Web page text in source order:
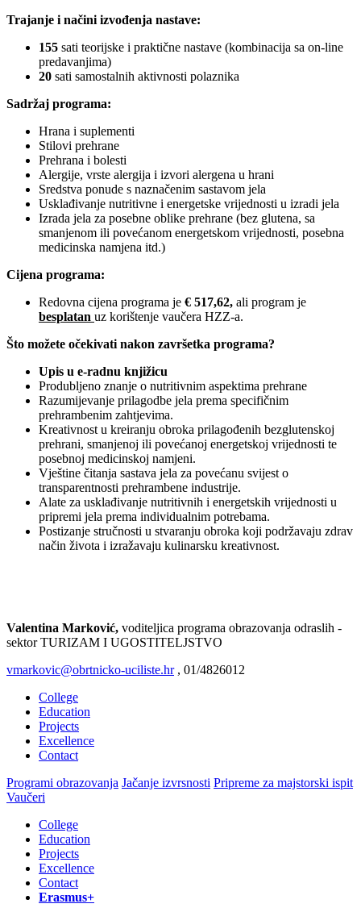
Trajanje i načini izvođenja nastave:
155 sati teorijske i praktične nastave (kombinacija sa on-line
predavanjima)
20 sati samostalnih aktivnosti polaznika
Sadržaj programa:
Hrana i suplementi
Stilovi prehrane
Prehrana i bolesti
Alergije, vrste alergija i izvori alergena u hrani
Sredstva ponude s naznačenim sastavom jela
Usklađivanje nutritivne i energetske vrijednosti u izradi jela
Izrada jela za posebne oblike prehrane (bez glutena, sa
smanjenom ili povećanom energetskom vrijednosti, posebna
medicinska namjena itd.)
Cijena programa:
Redovna cijena programa je € 517,62, ali program je
besplatan uz korištenje vaučera HZZ-a.
Što možete očekivati nakon završetka programa?
Upis u e‑radnu knjižicu
Produbljeno znanje o nutritivnim aspektima prehrane
Razumijevanje prilagodbe jela prema specifičnim
prehrambenim zahtjevima.
Kreativnost u kreiranju obroka prilagođenih bezglutenskoj
prehrani, smanjenoj ili povećanoj energetskoj vrijednosti te
posebnoj medicinskoj namjeni.
Vještine čitanja sastava jela za povećanu svijest o
transparentnosti prehrambene industrije.
Alate za usklađivanje nutritivnih i energetskih vrijednosti u
pripremi jela prema individualnim potrebama.
Postizanje stručnosti u stvaranju obroka koji podržavaju zdrav
način života i izražavaju kulinarsku kreativnost.
Valentina Marković, voditeljica programa obrazovanja odraslih -
sektor TURIZAM I UGOSTITELJSTVO
vmarkovic@obrtnicko-uciliste.hr, 01/4826012
College
Education
Projects
Excellence
Contact
Programi obrazovanja Jačanje izvrsnosti Pripreme za majstorski ispit
Vaučeri
College
Education
Projects
Excellence
Contact
Erasmus+